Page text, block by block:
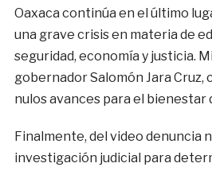
Oaxaca continúa en el último
una grave crisis en materia de
seguridad, economía y justicia.
gobernador Salomón Jara Cruz,
nulos avances para el bienestar
Finalmente, del video denuncia
investigación judicial para